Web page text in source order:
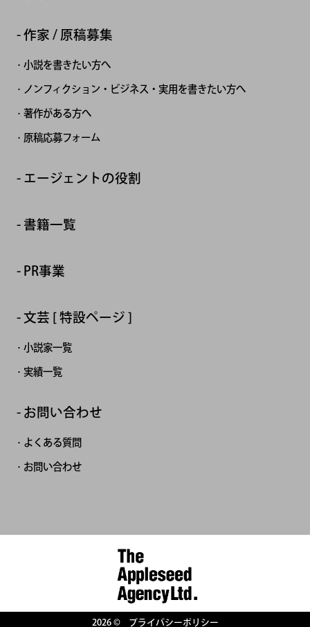
作家 / 原稿募集
小説を書きたい方へ
ノンフィクション・ビジネス・実用を書きたい方へ
著作がある方へ
原稿応募フォーム
エージェントの役割
書籍一覧
PR事業
文芸 [ 特設ページ ]
小説家一覧
実績一覧
お問い合わせ
よくある質問
お問い合わせ
2026 © プライバシーポリシー